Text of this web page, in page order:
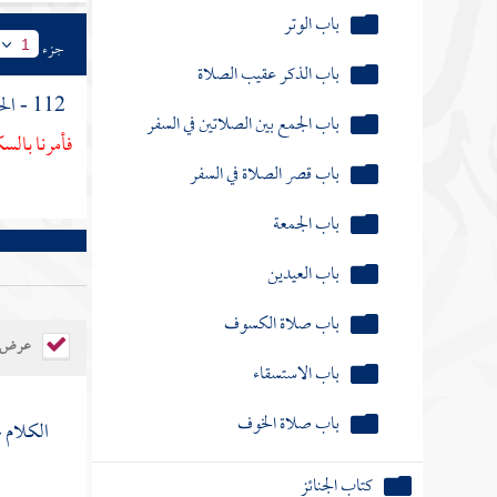
كتاب الجنائز
كتاب الزكاة
جزء 1
فأمرنا
عرض